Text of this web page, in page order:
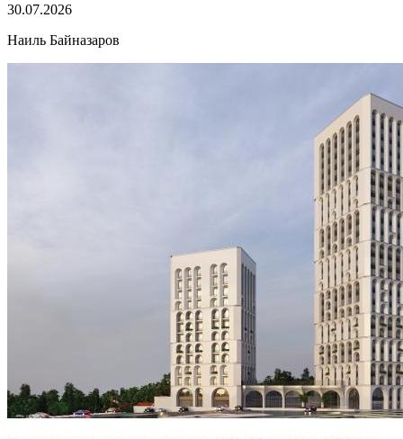
30.07.2026
Наиль Байназаров